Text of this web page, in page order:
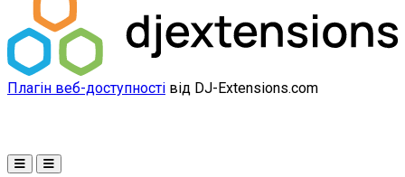
Плагін веб-доступності від DJ-Extensions.com